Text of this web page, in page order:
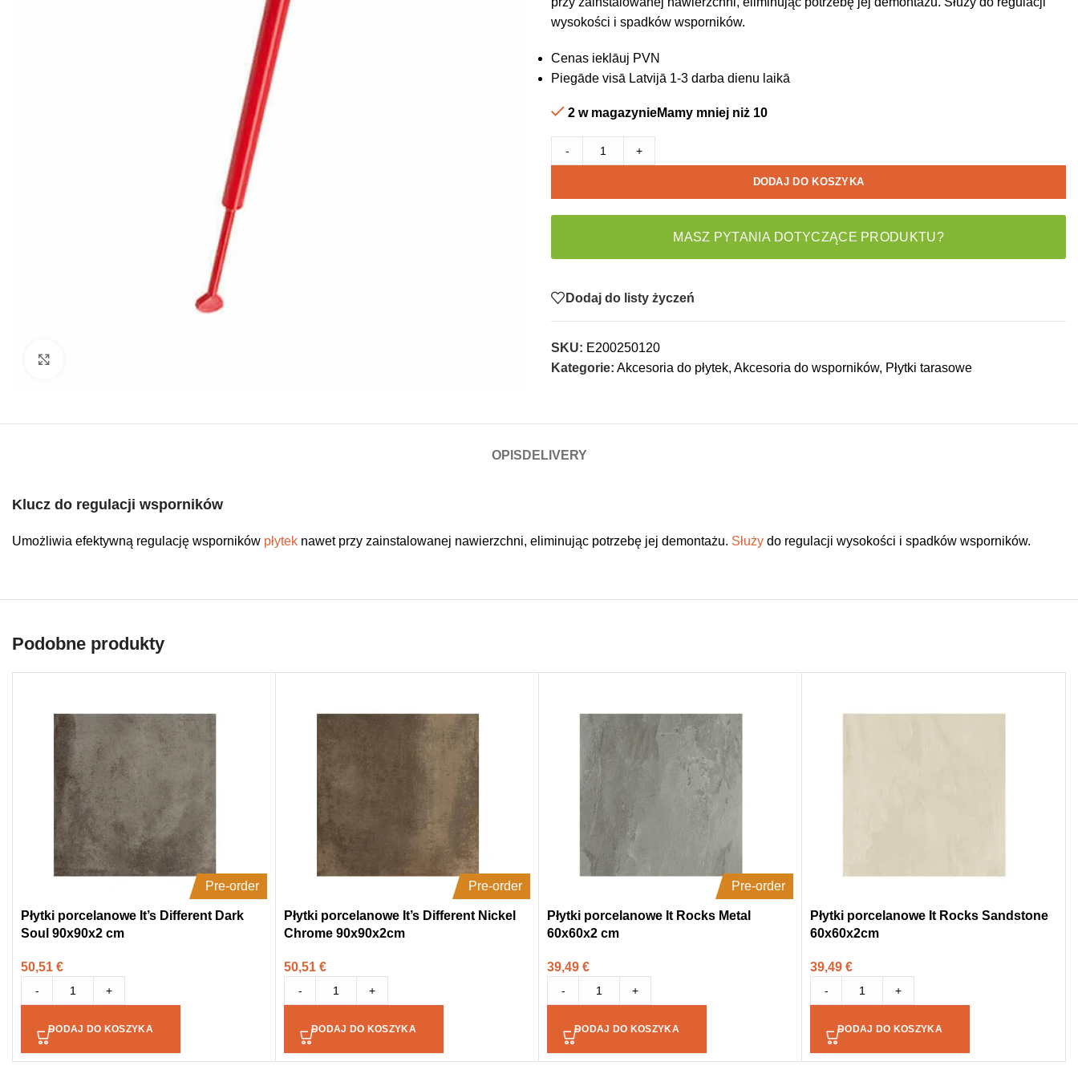
wysokości i spadków wsporników.
Cenas ieklāuj PVN
Piegāde visā Latvijā 1-3 darba dienu laikā
2 w magazynieMamy mniej niż 10
- +
DODAJ DO KOSZYKA
MASZ PYTANIA DOTYCZĄCE PRODUKTU?
Dodaj do listy życzeń
SKU: E200250120
Kategorie: Akcesoria do płytek, Akcesoria do wsporników, Płytki tarasowe
OPIS DELIVERY
Klucz do regulacji wsporników
Umożliwia efektywną regulację wsporników płytek nawet przy zainstalowanej nawierzchni, eliminując potrzebę jej demontażu. Służy do regulacji wysokości i spadków wsporników.
Podobne produkty
Pre-order
Płytki porcelanowe It’s Different Dark
Soul 90x90x2 cm
50,51 €
- +
DODAJ DO KOSZYKA
Pre-order
Płytki porcelanowe It’s Different Nickel
Chrome 90x90x2cm
50,51 €
- +
DODAJ DO KOSZYKA
Pre-order
Płytki porcelanowe It Rocks Metal
60x60x2 cm
39,49 €
- +
DODAJ DO KOSZYKA
Płytki porcelanowe It Rocks Sandstone
60x60x2cm
39,49 €
- +
DODAJ DO KOSZYKA